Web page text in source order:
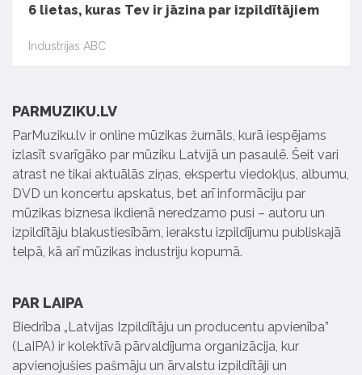
6 lietas, kuras Tev ir jāzina par izpildītājiem
Industrijas ABC
PARMUZIKU.LV
ParMuziku.lv ir online mūzikas žurnāls, kurā iespējams
izlasīt svarīgāko par mūziku Latvijā un pasaulē. Šeit vari
atrast ne tikai aktuālās ziņas, ekspertu viedokļus, albumu,
DVD un koncertu apskatus, bet arī informāciju par
mūzikas biznesa ikdienā neredzamo pusi – autoru un
izpildītāju blakustiesībām, ierakstu izpildījumu publiskajā
telpā, kā arī mūzikas industriju kopumā.
PAR LAIPA
Biedrība „Latvijas Izpildītāju un producentu apvienība”
(LaIPA) ir kolektīvā pārvaldījuma organizācija, kur
apvienojušies pašmāju un ārvalstu izpildītāji un